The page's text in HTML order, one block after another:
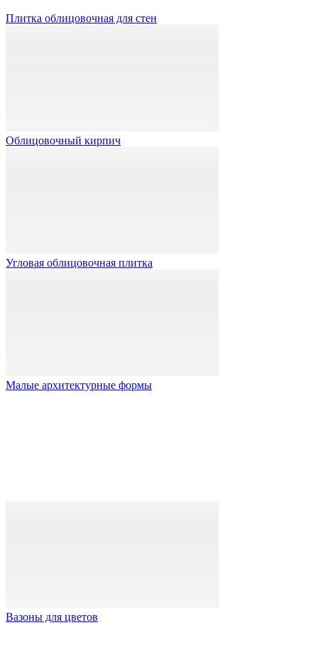
Плитка облицовочная для стен
Облицовочный кирпич
Угловая облицовочная плитка
Малые архитектурные формы
Вазоны для цветов